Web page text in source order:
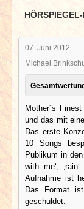
07. Juni 2012
Michael
Mother´s
und das mit
Das erste
10 Songs
Publikum in
with me‘,
Aufnahme ist
Das Format
geschuldet.